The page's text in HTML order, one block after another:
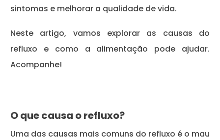
sintomas e melhorar a qualidade de vida.
Neste artigo, vamos explorar as causas do
refluxo e como a alimentação pode ajudar.
Acompanhe!
O que causa o refluxo?
Uma das causas mais comuns do refluxo é o mau